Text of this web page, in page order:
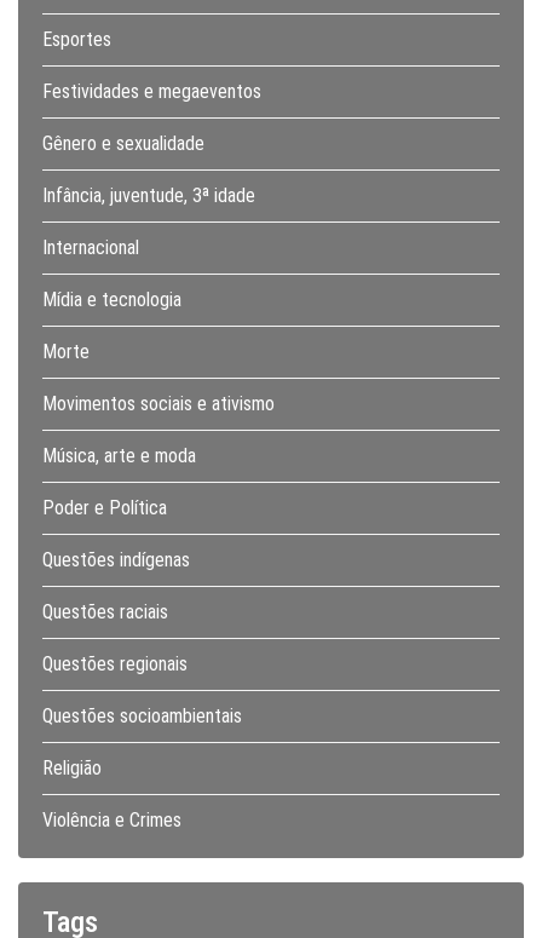
Esportes
Festividades e megaeventos
Gênero e sexualidade
Infância, juventude, 3ª idade
Internacional
Mídia e tecnologia
Morte
Movimentos sociais e ativismo
Música, arte e moda
Poder e Política
Questões indígenas
Questões raciais
Questões regionais
Questões socioambientais
Religião
Violência e Crimes
Tags